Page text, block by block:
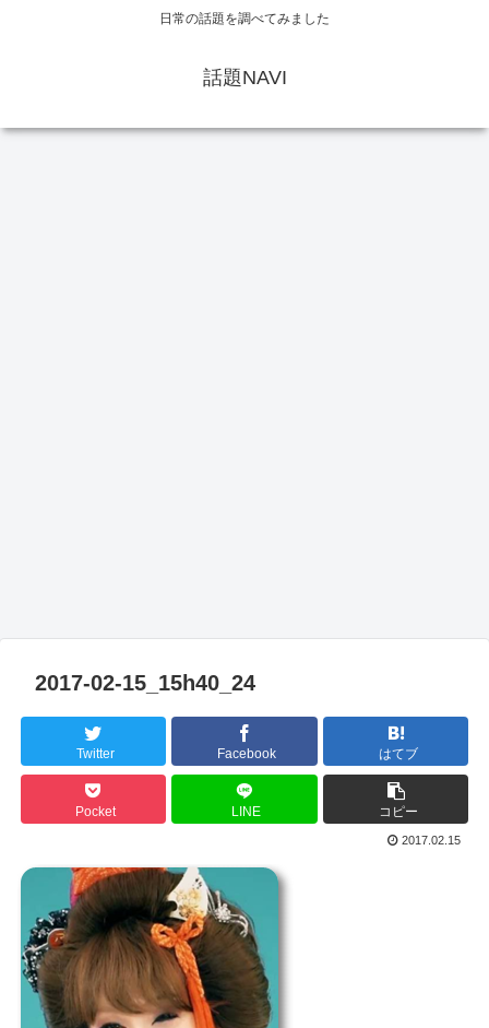
日常の話題を調べてみました
話題NAVI
2017-02-15_15h40_24
Twitter Facebook はてブ
Pocket LINE コピー
2017.02.15